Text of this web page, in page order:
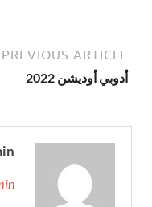
PREVIOUS ARTICLE
أدوبي أوديشن 2022
→